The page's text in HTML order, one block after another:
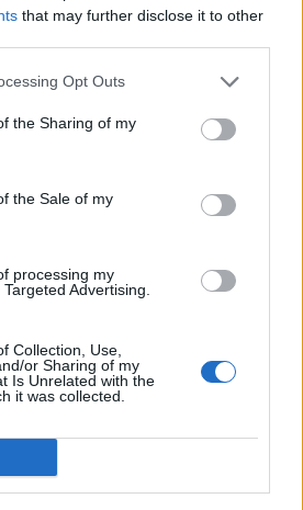
that may further disclose it to other
Opt Outs
the Sharing of my
the Sale of my
processing my
Advertising.
Collection, Use,
or Sharing of my
Is Unrelated with the
it was collected.
Silva (padre
IN
Camera un
in
del Senato,
sulla